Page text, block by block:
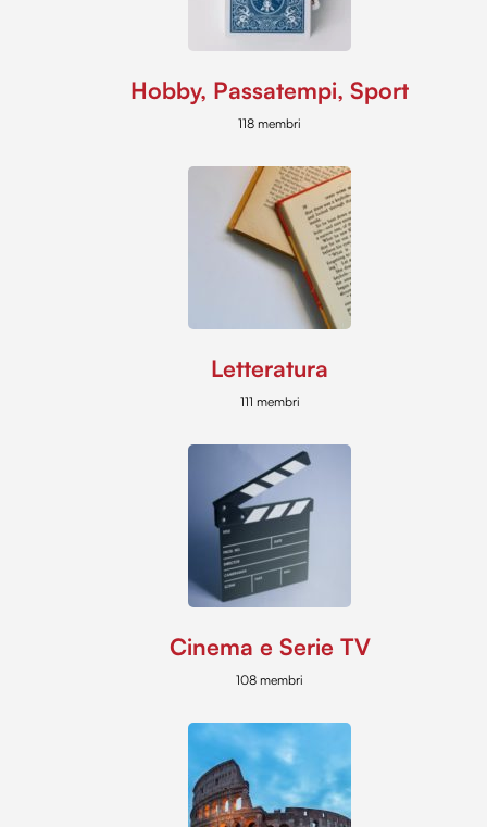
Hobby, Passatempi, Sport
118 membri
Letteratura
111 membri
Cinema e Serie TV
108 membri